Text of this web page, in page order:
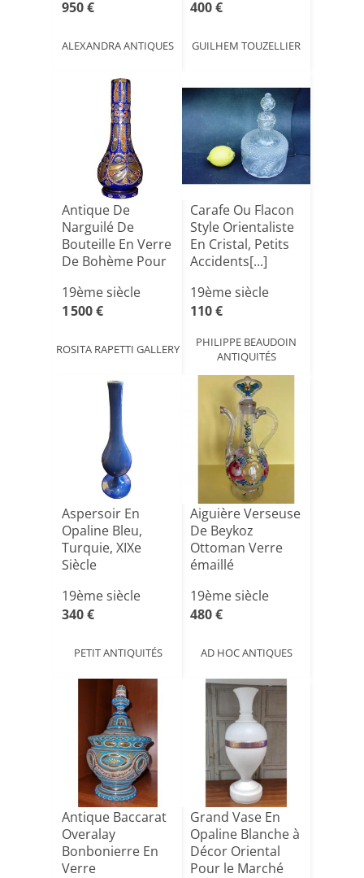
950 €
ALEXANDRA ANTIQUES
400 €
GUILHEM TOUZELLIER
Antique De
Narguilé De
Bouteille En Verre
De Bohème Pour
19ème siècle
1 500 €
ROSITA RAPETTI GALLERY
Carafe Ou Flacon
Style Orientaliste
En Cristal, Petits
Accidents[...]
19ème siècle
110 €
PHILIPPE BEAUDOIN
ANTIQUITÉS
Aspersoir En
Opaline Bleu,
Turquie, XIXe
Siècle
19ème siècle
340 €
PETIT ANTIQUITÉS
Aiguière Verseuse
De Beykoz
Ottoman Verre
émaillé
19ème siècle
480 €
AD HOC ANTIQUES
Antique Baccarat
Overalay
Bonbonierre En
Verre
Grand Vase En
Opaline Blanche à
Décor Oriental
Pour le Marché